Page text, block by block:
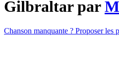
Gilbraltar par
Chanson manquante ? Proposer les